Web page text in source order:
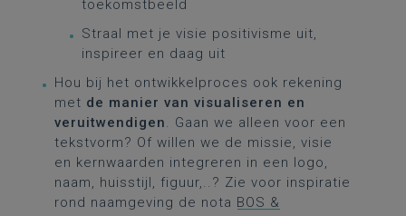
toekomstbeeld
Straal met je visie positivisme uit,
inspireer en daag uit
Hou bij het ontwikkelproces ook rekening
met de manier van visualiseren en
veruitwendigen. Gaan we alleen voor een
tekstvorm? Of willen we de missie, visie
en kernwaarden integreren in een logo,
naam, huisstijl, figuur,..? Zie voor inspiratie
rond naamgeving de nota BOS &